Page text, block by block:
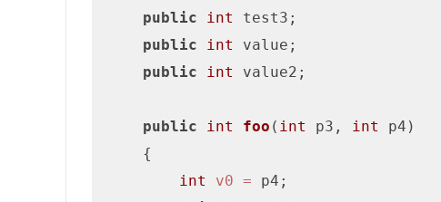
public
int
test3;
public
int
value;
public
int value2;
public int foo ( int p3, int
p4)
    {
int
v0 = p4;